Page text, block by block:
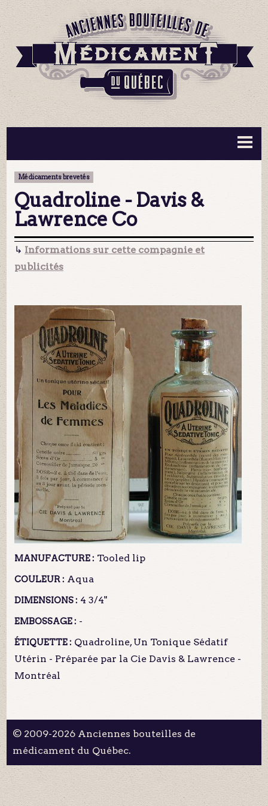
BOUTEILLES ▼
MA COLLECTION
CONTACT
Médicaments brevetés
Quadroline - Davis &
Lawrence Co
↳ Informations sur cette compagnie et
publicités
MANUFACTURE : Tooled lip
COULEUR : Aqua
DIMENSIONS : 4 3/4"
EMBOSSAGE : -
ÉTIQUETTE : Quadroline, Un Tonique Sédatif
Utérin - Préparée par la Cie Davis & Lawrence -
Montréal
© 2009-2026 Anciennes bouteilles de
médicament du Québec.